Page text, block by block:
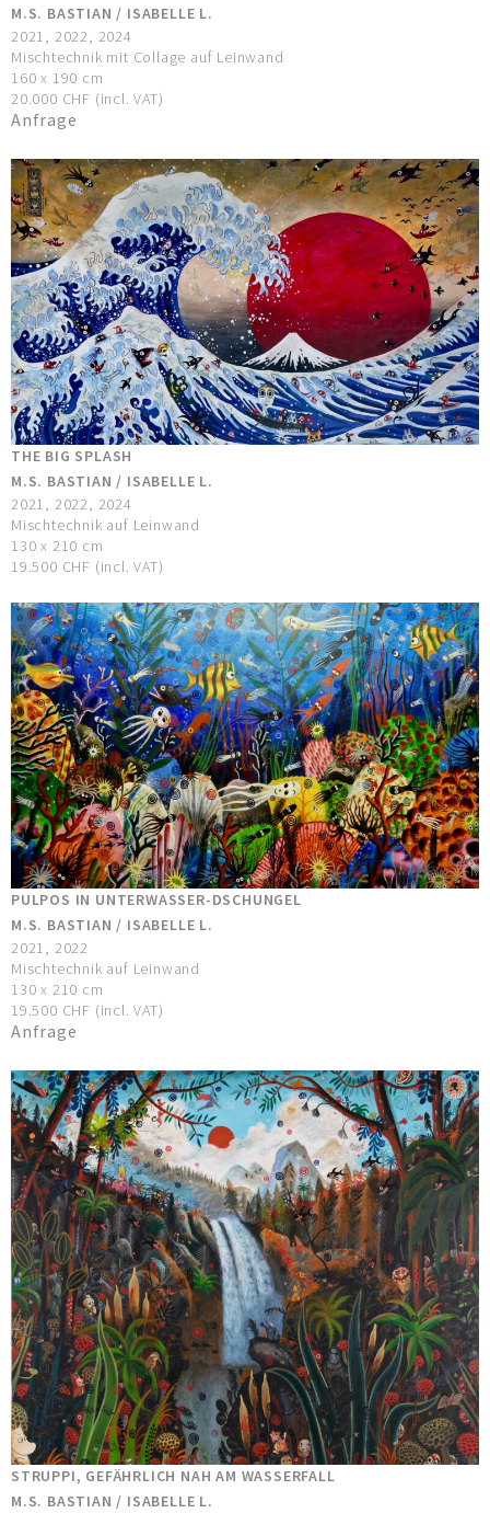
M.S. BASTIAN / ISABELLE L.
2021, 2022, 2024
Mischtechnik mit Collage auf Leinwand
160 x 190 cm
20.000 CHF (incl. VAT)
Anfrage
THE BIG SPLASH
M.S. BASTIAN / ISABELLE L.
2021, 2022, 2024
Mischtechnik auf Leinwand
130 x 210 cm
19.500 CHF (incl. VAT)
PULPOS IN UNTERWASSER-DSCHUNGEL
M.S. BASTIAN / ISABELLE L.
2021, 2022
Mischtechnik auf Leinwand
130 x 210 cm
19.500 CHF (incl. VAT)
Anfrage
STRUPPI, GEFÄHRLICH NAH AM WASSERFALL
M.S. BASTIAN / ISABELLE L.